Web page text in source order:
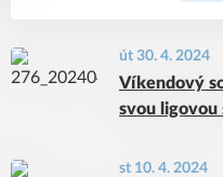
út 30. 4. 2024
Víkendový
svou ligovou
st 10. 4. 2024